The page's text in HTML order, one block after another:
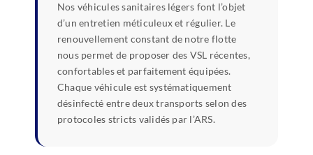
Nos véhicules sanitaires légers font l’objet
d’un entretien méticuleux et régulier. Le
renouvellement constant de notre flotte
nous permet de proposer des VSL récentes,
confortables et parfaitement équipées.
Chaque véhicule est systématiquement
désinfecté entre deux transports selon des
protocoles stricts validés par l’ARS.